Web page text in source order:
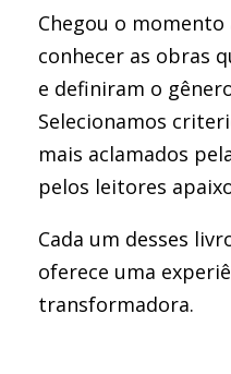
Chegou o momento
conhecer as obras
e definiram o
Selecionamos
mais aclamados
pelos leitores
Cada um desses
oferece uma
transformadora.